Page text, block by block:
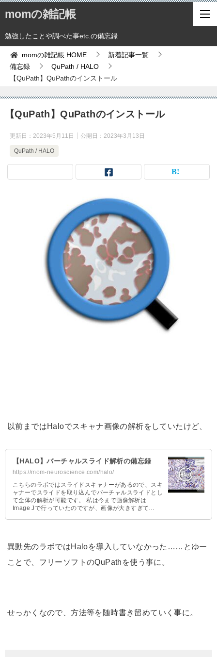
momの雑記帳
勉強したことや調べた事etc.の備忘録
momの雑記帳 HOME
新着記事一覧
備忘録
QuPath / HALO
【QuPath】QuPathのインストール
【QuPath】QuPathのインストール
更新日： 2023年5月11日 公開日： 2023年3月13日
QuPath / HALO
以前まではHaloでスキャナ画像の解析をしていたけど、
【HALO】バーチャルスライド解析の備忘録
https://mom-neuroscience.com/halo/
こちらのラボではスライドスキャナーがあるので、スキ
ャナーでスライドを取り込んでバーチャルスライドとし
て全体の解析が可能です。 私は今まで画像解析は
Image Jで行っていたのですが、画像が大きすぎて
異動先のラボではHaloを導入していなかった……とゆー
ことで、フリーソフトのQuPathを使う事に。
せっかくなので、方法等を随時書き留めていく事に。